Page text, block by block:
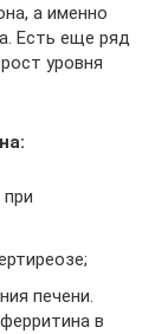
а именно
Есть еще ряд
уровня
печени.
в